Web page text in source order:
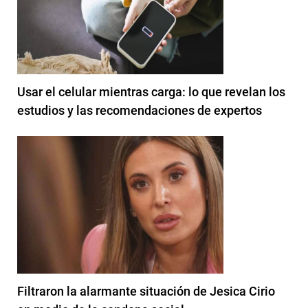
Usar el celular mientras carga: lo que revelan los
estudios y las recomendaciones de expertos
Filtraron la alarmante situación de Jesica Cirio